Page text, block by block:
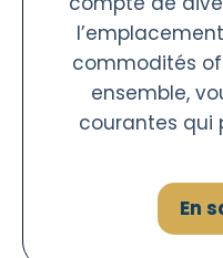
commodités
ensemble,
courantes qui
En